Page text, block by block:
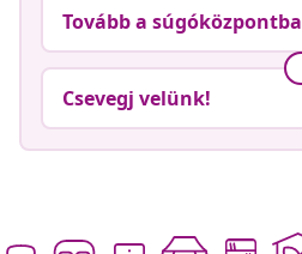
Tovább a súgóközpontba
Csevegj velünk!